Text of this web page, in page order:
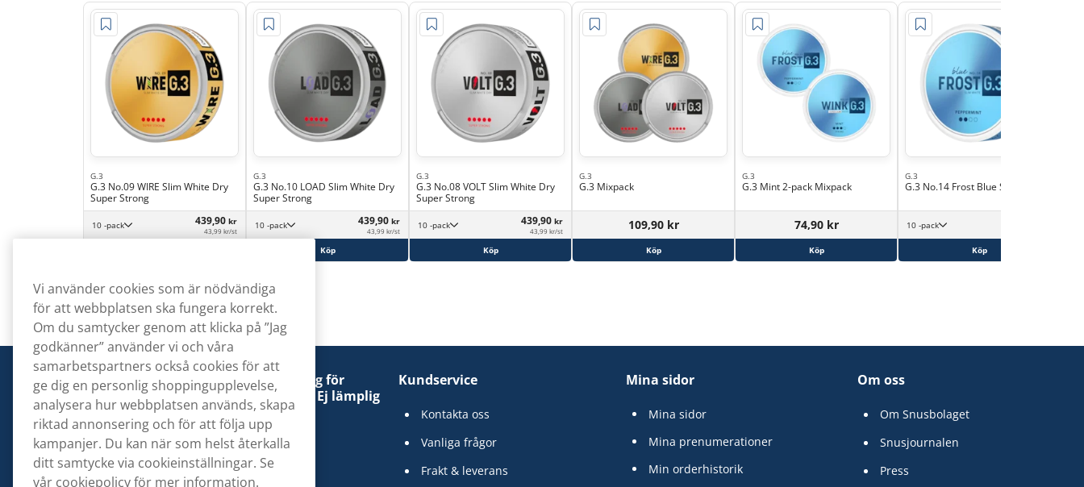
G.3
G.3 No.09 WIRE Slim White Dry
Super Strong
10 -pack 439,90 kr
43,99 kr/st
G.3
G.3 No.10 LOAD Slim White Dry
Super Strong
10 -pack 439,90 kr
43,99 kr/st
Köp
G.3
G.3 No.08 VOLT Slim White Dry
Super Strong
10 -pack 439,90 kr
43,99 kr/st
Köp
G.3
G.3 Mixpack
109,90 kr
Köp
G.3
G.3 Mint 2-pack Mixpack
74,90 kr
Köp
G.3
G.3 No.14 Frost Blue Slim White
10 -pack
Köp
Denna tobaksprodukt kan vara skadlig för
hälsan och är beroendeframkallande. Ej lämplig
för personer under 18 år.
Kundservice
Kontakta oss
Vanliga frågor
Frakt & leverans
Mina sidor
Mina sidor
Mina prenumerationer
Min orderhistorik
Om oss
Om Snusbolaget
Snusjournalen
Press
Vi använder cookies som är nödvändiga
för att webbplatsen ska fungera korrekt.
Om du samtycker genom att klicka på ”Jag
godkänner” använder vi och våra
samarbetspartners också cookies för att
ge dig en personlig shoppingupplevelse,
analysera hur webbplatsen används, skapa
riktad annonsering och för att följa upp
kampanjer. Du kan när som helst återkalla
ditt samtycke via cookieinställningar. Se
vår cookiepolicyför mer information.